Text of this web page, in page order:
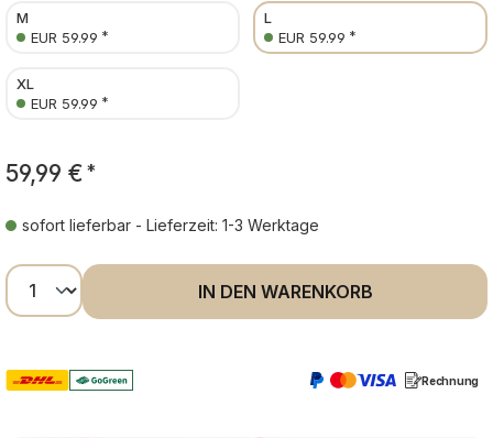
M
EUR 59.99 *
L
EUR 59.99 *
XL
EUR 59.99 *
59,99 € *
sofort lieferbar - Lieferzeit: 1-3 Werktage
Produkt Anzahl: Gib den gewünschten
IN DEN WARENKORB
Rechnung